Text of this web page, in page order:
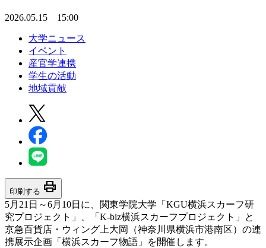
2026.05.15 15:00
大学ニュース
イベント
産官学連携
学生の活動
地域貢献
印刷する print
5月21日～6月10日に、関東学院大学「KGU横浜スカーフ研
究プロジェクト」、「K-biz横浜スカーフプロジェクト」と
京急百貨店・ウィング上大岡（神奈川県横浜市港南区）の連
携展示企画「横浜スカーフ物語」を開催します。